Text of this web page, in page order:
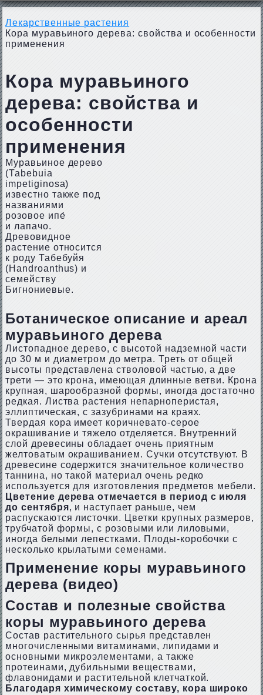
Лекарственные растения
Кора муравьиного дерева: свойства и особенности
применения
Кора муравьиного
дерева: свойства и
особенности
применения
Муравьиное дерево
(Таbеbuiа
imреtiginоsa)
известно также под
названиями
розовое ипе́
и лапачо.
Древовидное
растение относится
к роду Табебуйя
(Наndrоаnthus) и
семейству
Бигнониевые.
Ботаническое описание и ареал
муравьиного дерева
Листопадное дерево, с высотой надземной части
до 30 м и диаметром до метра. Треть от общей
высоты представлена стволовой частью, а две
трети — это крона, имеющая длинные ветви. Крона
крупная, шарообразной формы, иногда достаточно
редкая. Листва растения непарноперистая,
эллиптическая, с зазубринами на краях.
Твердая кора имеет коричневато-серое
окрашивание и тяжело отделяется. Внутренний
слой древесины обладает очень приятным
желтоватым окрашиванием. Сучки отсутствуют. В
древесине содержится значительное количество
таннина, но такой материал очень редко
используется для изготовления предметов мебели.
Цветение дерева отмечается в период с июля
до сентября, и наступает раньше, чем
распускаются листочки. Цветки крупных размеров,
трубчатой формы, с розовыми или лиловыми,
иногда белыми лепестками. Плоды-коробочки с
несколько крылатыми семенами.
Применение коры муравьиного
дерева (видео)
Состав и полезные свойства
коры муравьиного дерева
Состав растительного сырья представлен
многочисленными витаминами, липидами и
основными микроэлементами, а также
протеинами, дубильными веществами,
флавонидами и растительной клетчаткой.
Благодаря химическому составу, кора широко